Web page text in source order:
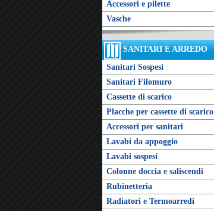
Accessori e pilette
Vasche
SANITARI E ARREDO
Sanitari Sospesi
Sanitari Filomuro
Cassette di scarico
Placche per cassette di scarico
Accessori per sanitari
Lavabi da appoggio
Lavabi sospesi
Colonne doccia e saliscendi
Rubinetteria
Radiatori e Termoarredi